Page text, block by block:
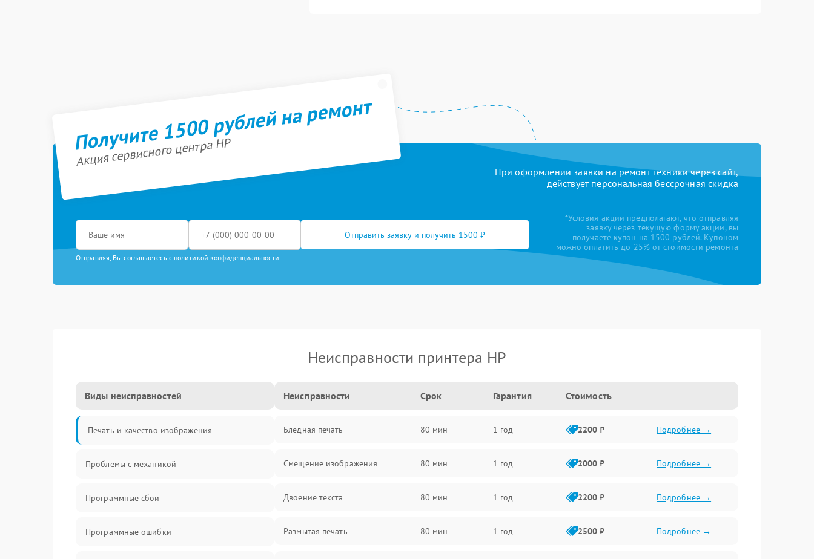
Получите 1500 рублей на ремонт
Акция сервисного центра HP
При оформлении заявки на ремонт техники через сайт,
действует персональная бессрочная скидка
Отправить заявку и получить 1500 ₽
Отправляя, Вы соглашаетесь с политикой конфиденциальности
*Условия акции предполагают, что отправляя
заявку через текущую форму акции, вы
получаете купон на 1500 рублей. Купоном
можно оплатить до 25% от стоимости ремонта
Неисправности принтера HP
Виды неисправностей
Печать и качество изображения
Проблемы с механикой
Программные сбои
Программные ошибки
Неисправности Срок Гарантия Стоимость
Бледная печать 80 мин 1 год 2200 ₽ Подробнее →
Смещение изображения 80 мин 1 год 2000 ₽ Подробнее →
Двоение текста 80 мин 1 год 2200 ₽ Подробнее →
Размытая печать 80 мин 1 год 2500 ₽ Подробнее →